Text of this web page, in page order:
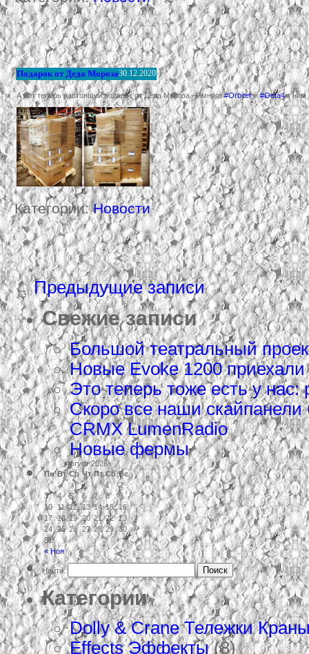
Подарок от Деда Мороза30.12.2020
А вот теперь настоящий подарок от Деда Мороза — много#Orbiterи#Octa4к ним
Категории: Новости
←Предыдущие записи
Свежие записи
Большой театральный
Новые Evoke 1200 приехали
Это теперь тоже есть у нас:
Скоро все наши скайпанели
CRMX LumenRadio
Новые фермы
Август 2026
Пн Вт Ср Чт Пт Сб Вс
« Ноя
1
2
3
4 5 6 7 8
9
10 11 12 13 14 15 16
17 18 19 20 21 22 23
24 25 26 27 28 29 30
31
Найти:
Категории
Dolly & Crane Тележки
Effects Эффекты(8)